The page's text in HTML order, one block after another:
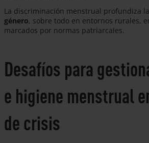
La discriminación menstrual profundiza
género, sobre todo en entornos rurales,
marcados por normas patriarcales.
Desafíos para
e higiene menstrual
de crisis